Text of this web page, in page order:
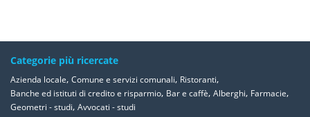
Categorie più ricercate
Azienda locale, Comune e servizi comunali, Ristoranti,
Banche ed istituti di credito e risparmio, Bar e caffè, Alberghi, Farmacie,
Geometri - studi, Avvocati - studi